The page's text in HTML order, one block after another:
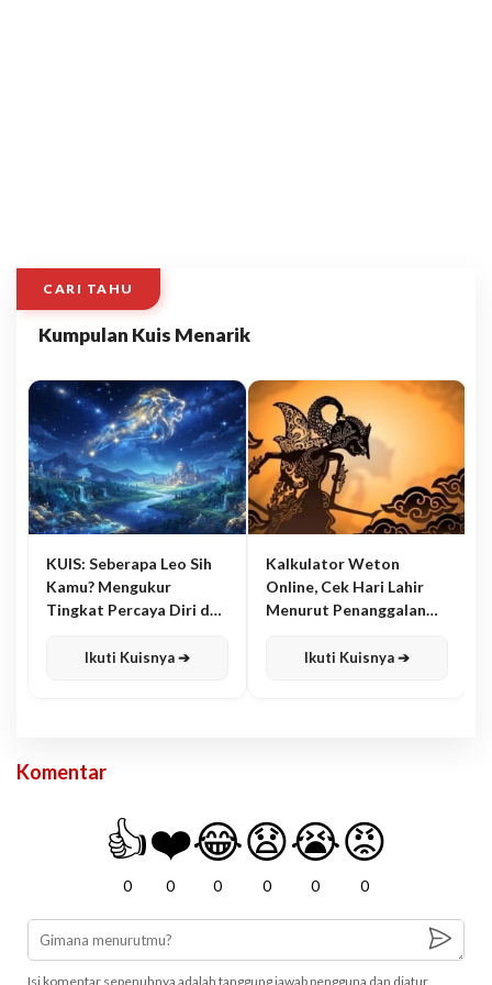
CARI TAHU
Kumpulan Kuis Menarik
KUIS: Seberapa Leo Sih
Kamu? Mengukur
Tingkat Percaya Diri dan
Ikuti Kuisnya ➔
Kalkulator Weton
Online, Cek Hari Lahir
Menurut Penanggalan
Ikuti Kuisnya ➔
Komentar
👍
0
❤️
0
😂
0
😧
0
😭
0
😡
0
Isi komentar sepenuhnya adalah tanggung jawab pengguna dan diatur